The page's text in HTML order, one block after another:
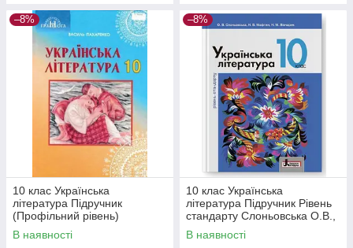
–8%
10 клас Українська
література Підручник
(Профільний рівень)
Пахаренко В. Грамота
В наявності
–8%
10 клас Українська
література Підручник Рівень
стандарту Слоньовська О.В.,
Мафтин Н.В., Вівчарик Н.М.
Літера
В наявності